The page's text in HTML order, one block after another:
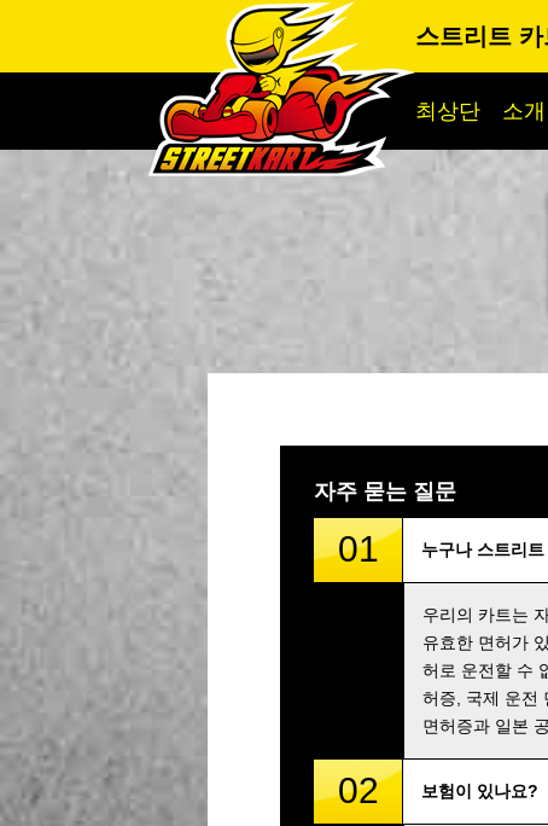
스트리트 카
최상단 소개
자주 묻는 질문
01 누구나 스트리
우리의 카트는
유효한 면허가
허로 운전할 수
허증, 국제 운전
면허증과 일본
02 보험이 있나요?